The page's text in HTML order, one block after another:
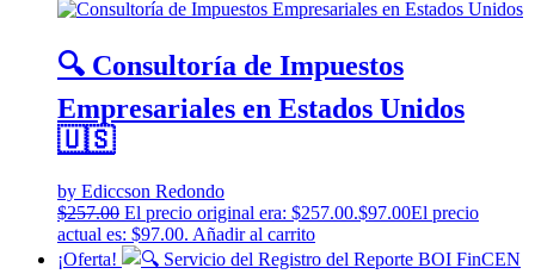
🔍 Consultoría de Impuestos
Empresariales en Estados Unidos
🇺🇸
by Ediccson Redondo
$257.00 El precio original era: $257.00.$97.00El precio
actual es: $97.00. Añadir al carrito
¡Oferta!